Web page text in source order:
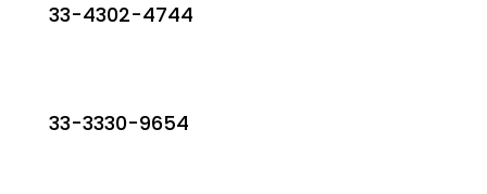
33-4302-4744
33-3330-9654